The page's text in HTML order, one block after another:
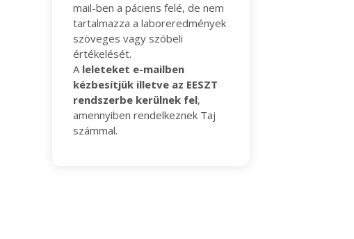
mail-ben a páciens felé, de nem
tartalmazza a laboreredmények
szöveges vagy szóbeli
értékelését.
A leleteket e-mailben
kézbesítjük illetve az EESZT
rendszerbe kerülnek fel,
amennyiben rendelkeznek Taj
számmal.